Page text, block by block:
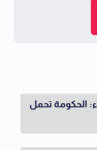
الحكومة تحمل